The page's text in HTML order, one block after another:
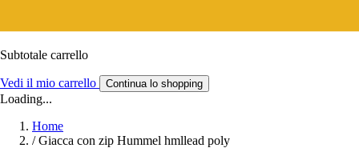
Subtotale carrello
Vedi il mio carrello Continua lo shopping
Loading...
Home
/ Giacca con zip Hummel hmllead poly